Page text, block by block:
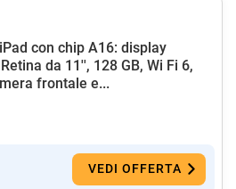
con chip A16: display
da 11'', 128 GB, Wi Fi 6,
frontale e...
VEDI OFFERTA